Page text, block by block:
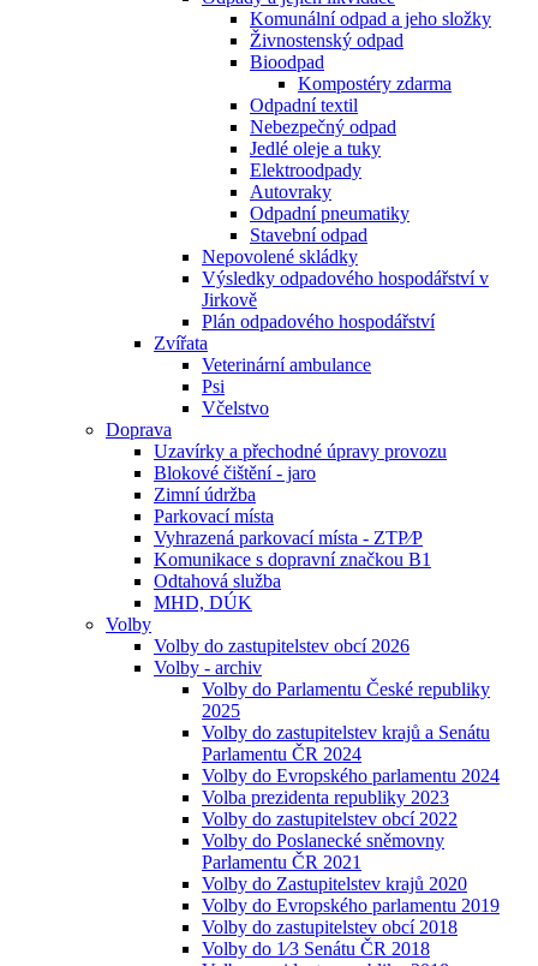
Komunální odpad a jeho složky
Živnostenský odpad
Bioodpad
Kompostéry zdarma
Odpadní textil
Nebezpečný odpad
Jedlé oleje a tuky
Elektroodpady
Autovraky
Odpadní pneumatiky
Stavební odpad
Nepovolené skládky
Výsledky odpadového hospodářství v
Jirkově
Plán odpadového hospodářství
Zvířata
Veterinární ambulance
Psi
Včelstvo
Doprava
Uzavírky a přechodné úpravy provozu
Blokové čištění - jaro
Zimní údržba
Parkovací místa
Vyhrazená parkovací místa - ZTP⁄P
Komunikace s dopravní značkou B1
Odtahová služba
MHD, DÚK
Volby
Volby do zastupitelstev obcí 2026
Volby - archiv
Volby do Parlamentu České republiky
2025
Volby do zastupitelstev krajů a Senátu
Parlamentu ČR 2024
Volby do Evropského parlamentu 2024
Volba prezidenta republiky 2023
Volby do zastupitelstev obcí 2022
Volby do Poslanecké sněmovny
Parlamentu ČR 2021
Volby do Zastupitelstev krajů 2020
Volby do Evropského parlamentu 2019
Volby do zastupitelstev obcí 2018
Volby do 1⁄3 Senátu ČR 2018